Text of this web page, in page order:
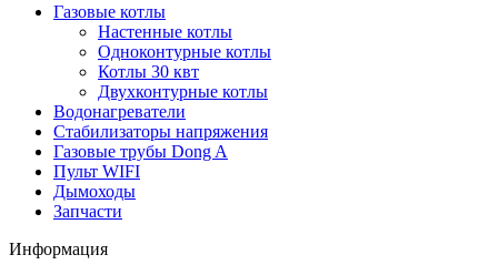
Газовые котлы
Настенные котлы
Одноконтурные котлы
Котлы 30 квт
Двухконтурные котлы
Водонагреватели
Стабилизаторы напряжения
Газовые трубы Dong A
Пульт WIFI
Дымоходы
Запчасти
Информация